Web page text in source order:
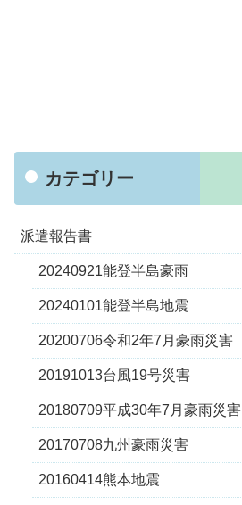
カテゴリー
派遣報告書
20240921能登半島豪雨
20240101能登半島地震
20200706令和2年7月豪雨災害
20191013台風19号災害
20180709平成30年7月豪雨災害
20170708九州豪雨災害
20160414熊本地震